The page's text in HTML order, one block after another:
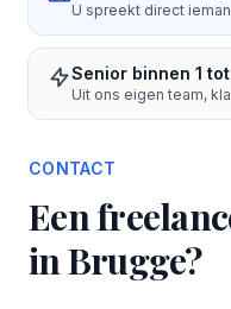
U spreekt direct
Senior binnen 1
Uit ons eigen team,
CONTACT
Een
in Brugge?